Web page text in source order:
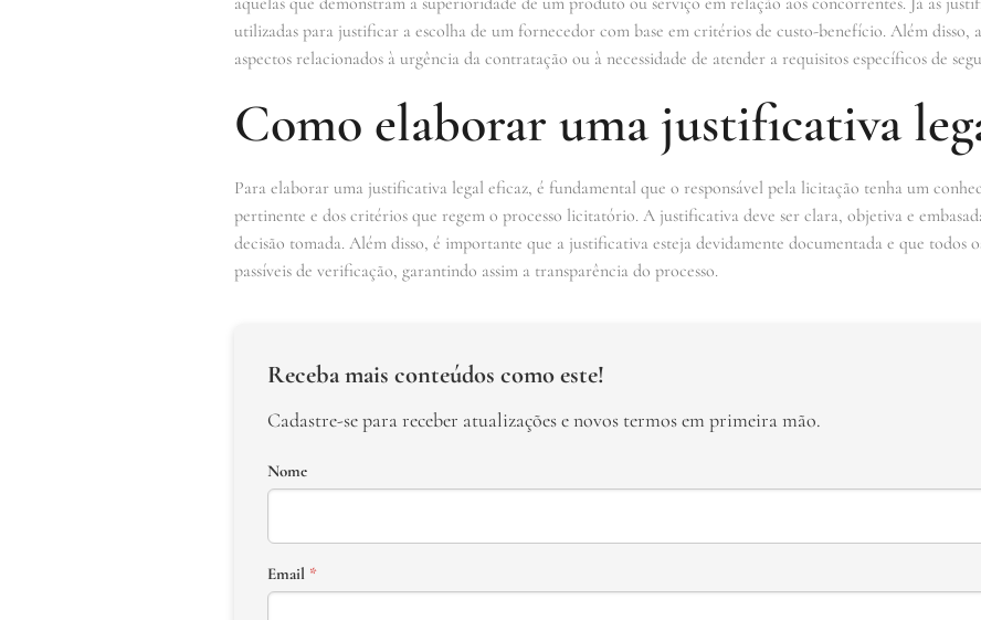
utilizadas para justificar a escolha de um fornecedor com base em critérios de custo-benefício. Além disso,
aspectos relacionados à urgência da contratação ou à necessidade de atender a requisitos específicos de
Como elaborar uma justificativa
Para elaborar uma justificativa legal eficaz, é fundamental que o responsável pela licitação tenha um
pertinente e dos critérios que regem o processo licitatório. A justificativa deve ser clara, objetiva e
decisão tomada. Além disso, é importante que a justificativa esteja devidamente documentada e que todos
passíveis de verificação, garantindo assim a transparência do processo.
Receba mais conteúdos como este!
Cadastre-se para receber atualizações e novos termos em primeira mão.
Nome
Email *